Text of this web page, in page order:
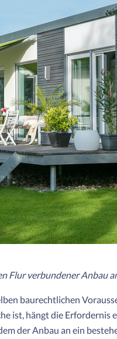
Flur verbundener Anbau
baurechtlichen
ist, hängt die Erfordernis
der Anbau an ein